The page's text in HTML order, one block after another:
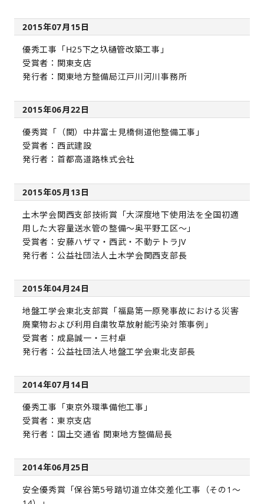
2015年07月15日
優秀工事「H25下之圦樋管改築工事」
受賞者：関東支店
発行者：関東地方整備局江戸川河川事務所
2015年06月22日
優秀賞「（関）中井富士見橋側道他整備工事」
受賞者：西武建設
発行者：首都高道路株式会社
2015年05月13日
土木学会関西支部技術賞「大深度地下使用法を全国初適
用した大容量送水管の整備～奥平野工区～」
受賞者：安藤ハザマ・西武・不動テトラJV
発行者：公益社団法人土木学会関西支部長
2015年04月24日
地盤工学会東北支部賞「福島第一原発事故における災害
廃棄物および利用自粛牧草放射能汚染対策事例」
受賞者：成島誠一・三村卓
発行者：公益社団法人地盤工学会東北支部長
2014年07月14日
優秀工事「東京外環準備他工事」
受賞者：東京支店
発行者：国土交通省 関東地方整備局長
2014年06月25日
安全優秀賞「保谷第5号踏切道立体交差化工事（その1～